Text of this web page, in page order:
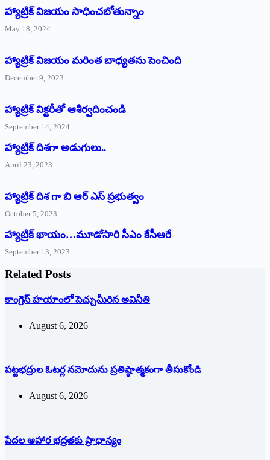
హ్యాట్రిక్‌ విజయం సాధించబోతున్నాం
May 18, 2024
హ్యాట్రిక్ విజయం మరింత బాధ్యతను పెంచింది
December 9, 2023
హ్యాట్రిక్‌ ‌విక్టరీతో ఆశీర్వదించండి
September 14, 2024
‌హ్యాట్రిక్‌ ‌దిశగా అడుగులు..
April 23, 2023
హ్యాట్రిక్ దిశ గా బి ఆర్ ఎస్ ప్రభుత్వం
October 5, 2023
హ్యాట్రిక్‌ ‌ఖాయం…మూడోసారి సీఎం కేసీఆరే
September 13, 2023
Related Posts
కాంగ్రెస్ హయాంలో పెచ్చుమీరిన అవినీతి
August 6, 2026
పట్టభద్రుల ఓటర్ల నమోదును ప్రతిష్ఠాత్మకంగా తీసుకోండి
August 6, 2026
పేదల ఆహార భద్రతకు ప్రాధాన్యం